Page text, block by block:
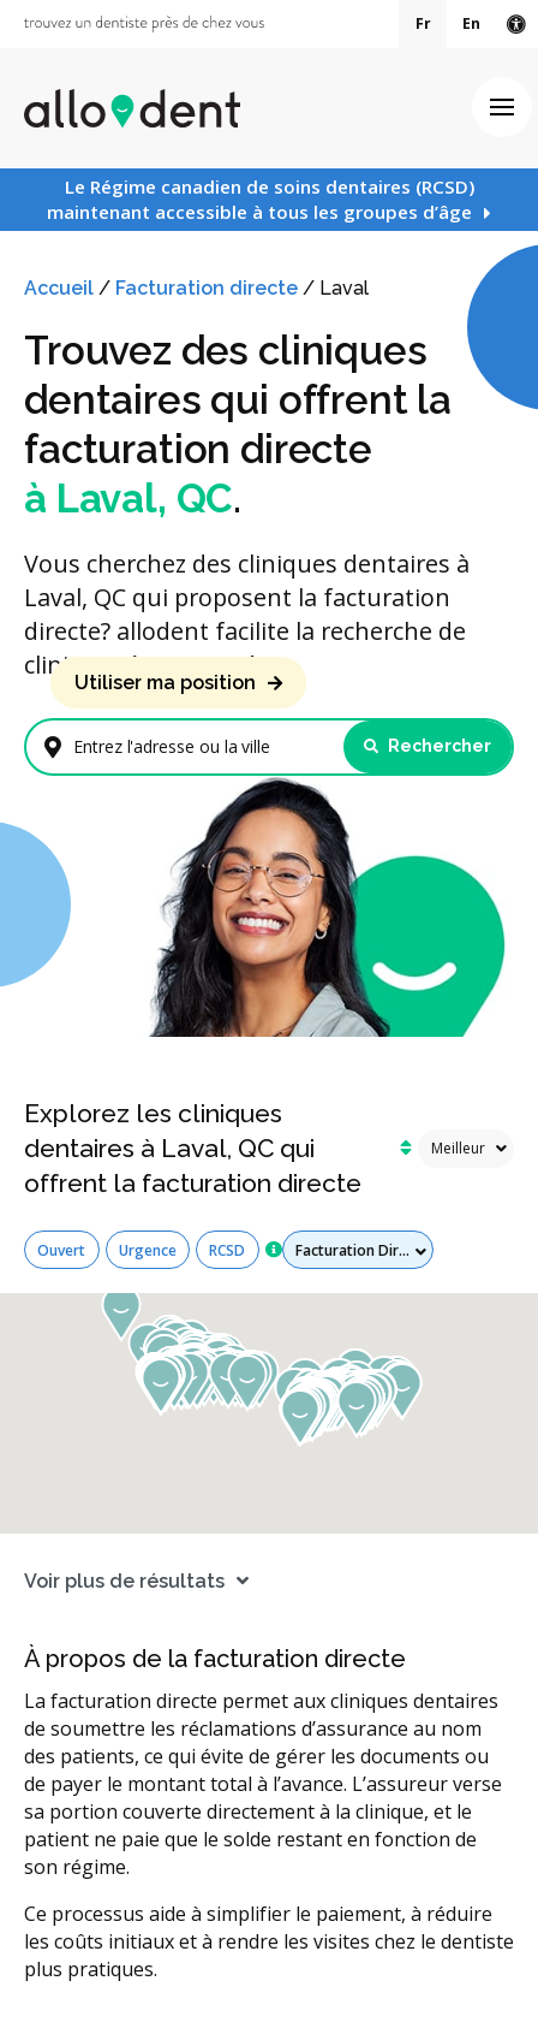
Fr En
Le Régime canadien de soins dentaires (RCSD)
maintenant accessible à tous les groupes d’âge
Accueil / Facturation directe / Laval
Trouvez des cliniques
dentaires qui offrent la
facturation directe
à Laval, QC.
Vous cherchez des cliniques dentaires à
Laval, QC qui proposent la facturation
directe? allodent facilite la recherche de
cliniques à proximité.
Entrez l'adresse ou la ville
Utiliser ma position
Rechercher
Explorez les cliniques
dentaires à Laval, QC qui
offrent la facturation directe
Ouvert Urgence RCSD Tous les services
Voir plus de résultats
À propos de la facturation directe
La facturation directe permet aux cliniques dentaires
de soumettre les réclamations d’assurance au nom
des patients, ce qui évite de gérer les documents ou
de payer le montant total à l’avance. L’assureur verse
sa portion couverte directement à la clinique, et le
patient ne paie que le solde restant en fonction de
son régime.
Ce processus aide à simplifier le paiement, à réduire
les coûts initiaux et à rendre les visites chez le dentiste
plus pratiques.